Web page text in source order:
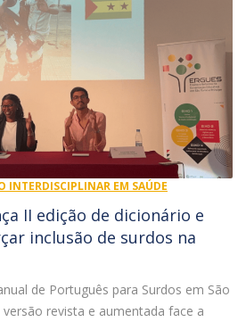
INTERDISCIPLINAR EM SAÚDE
II edição de dicionário e
inclusão de surdos na
de Português para Surdos em São
revista e aumentada face a